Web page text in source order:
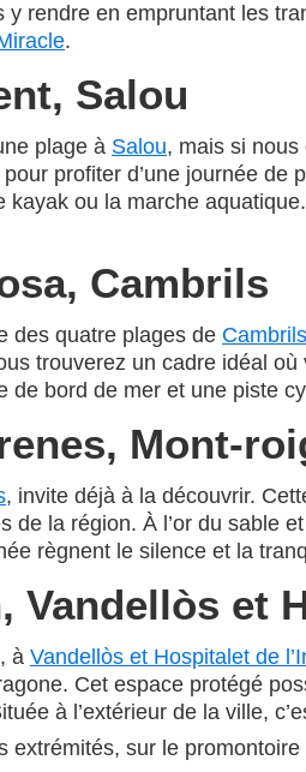
y rendre en empruntant les
.
Salou
plage à Salou, mais si
profiter d’une journée
kayak ou la marche
Cambrils
des quatre plages de Cambrils
trouverez un cadre idéal
de bord de mer et une piste
Mont-
, invite déjà à la découvrir.
de la région. À l’or du sable
règnent le silence et la
Vandellòs et
à Vandellòs et Hospitalet de
Cet espace protégé
à l’extérieur de la ville,
extrémités, sur le